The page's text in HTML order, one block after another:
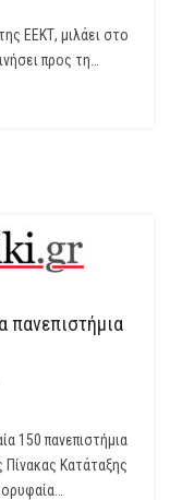
ΕΕΚΤ, μιλάει στο
προς τη…
πανεπιστήμια
150 πανεπιστήμια
Κατάταξης